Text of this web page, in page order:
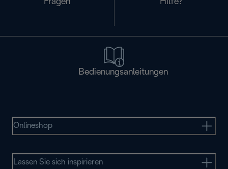
Fragen
Hilfe?
Bedienungsanleitungen
Onlineshop
Lassen Sie sich inspirieren